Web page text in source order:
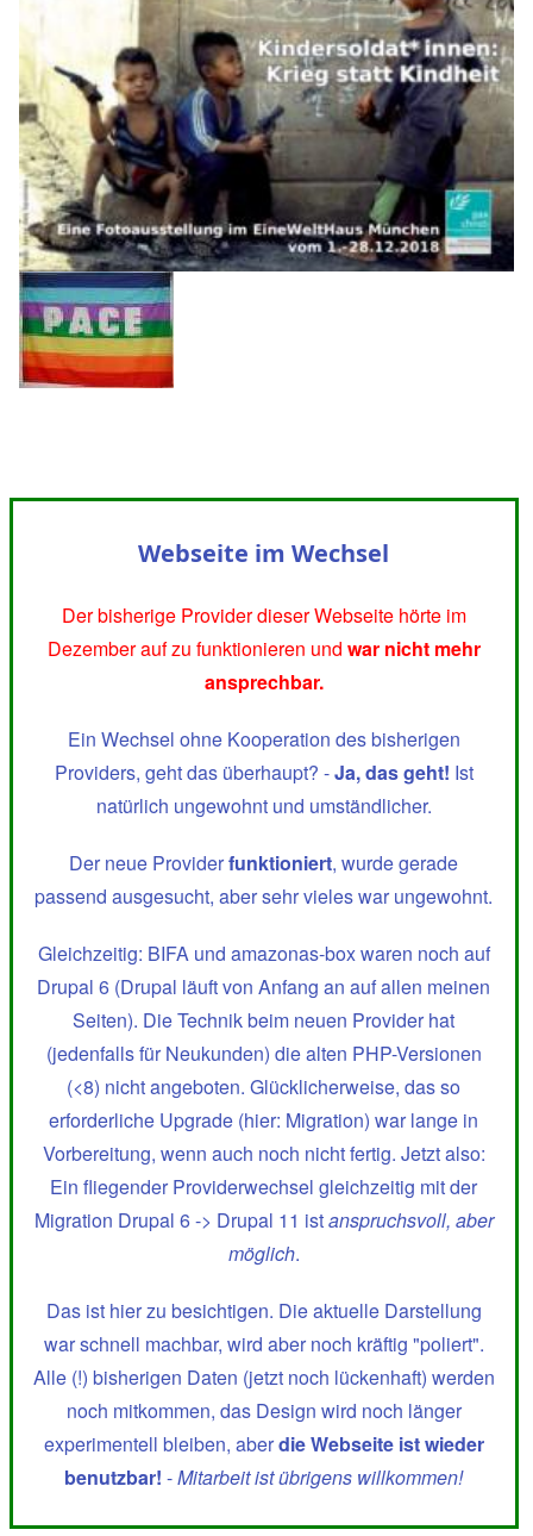
Webseite im Wechsel
Der bisherige Provider dieser Webseite hörte im
Dezember auf zu funktionieren und war nicht mehr
ansprechbar.
Ein Wechsel ohne Kooperation des bisherigen
Providers, geht das überhaupt? -Ja, das geht! Ist
natürlich ungewohnt und umständlicher.
Der neue Providerfunktioniert, wurde gerade
passend ausgesucht, aber sehr vieles war ungewohnt.
Gleichzeitig: BIFA und amazonas-box waren noch auf
Drupal 6 (Drupal läuft von Anfang an auf allen meinen
Seiten). Die Technik beim neuen Provider hat
(jedenfalls für Neukunden) die alten PHP-Versionen
(<8) nicht angeboten. Glücklicherweise, das so
erforderliche Upgrade (hier: Migration) war lange in
Vorbereitung, wenn auch noch nicht fertig. Jetzt also:
Ein fliegender Providerwechsel gleichzeitig mit der
Migration Drupal 6 -> Drupal 11 istanspruchsvoll, aber
möglich.
Das ist hier zu besichtigen. Die aktuelle Darstellung
war schnell machbar, wird aber noch kräftig "poliert".
Alle (!) bisherigen Daten (jetzt noch lückenhaft) werden
noch mitkommen, das Design wird noch länger
experimentell bleiben, aberdie Webseite ist wieder
benutzbar! -Mitarbeit ist übrigens willkommen!